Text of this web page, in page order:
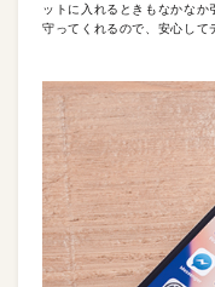
ットに入れるときもなかな
守ってくれるので、安心して